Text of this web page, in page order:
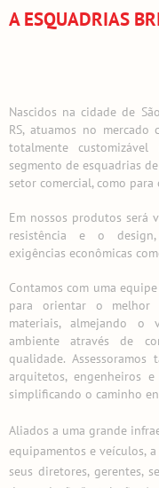
A ESQUADRIAS
Nascidos na cidade de
RS, atuamos no mercado
totalmente
segmento de esquadrias
setor comercial, como para
Em nossos produtos será
resistência e o
exigências econômicas
Contamos com uma
para orientar o melhor
materiais, almejando o
ambiente através de
qualidade. Assessoramos
arquitetos, engenheiros
simplificando o caminho
Aliados a uma grande
equipamentos e veículos,
seus diretores, gerentes,